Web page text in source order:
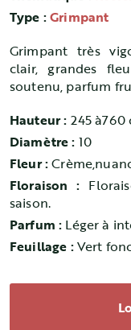
Type :Grimpant
Grimpant très
clair, grandes
soutenu, parfum
Hauteur : 245 à760
Diamètre : 10
Fleur :
Floraison :
saison.
Parfum : Léger à
Feuillage :Vert